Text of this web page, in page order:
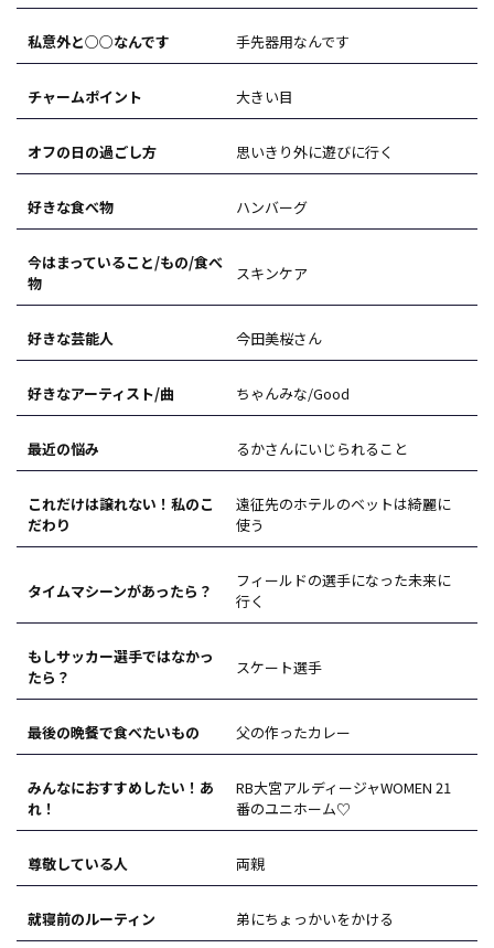
私意外と○○なんです 手先器用なんです
チャームポイント 大きい目
オフの日の過ごし方 思いきり外に遊びに行く
好きな食べ物 ハンバーグ
今はまっていること/もの/食べ
物
スキンケア
好きな芸能人 今田美桜さん
好きなアーティスト/曲 ちゃんみな/Good
最近の悩み るかさんにいじられること
これだけは譲れない！私のこ
だわり
遠征先のホテルのベットは綺麗に
使う
タイムマシーンがあったら？
フィールドの選手になった未来に
行く
もしサッカー選手ではなかっ
たら？
スケート選手
最後の晩餐で食べたいもの 父の作ったカレー
みんなにおすすめしたい！あ
れ！
RB大宮アルディージャWOMEN 21
番のユニホーム♡
尊敬している人 両親
就寝前のルーティン 弟にちょっかいをかける